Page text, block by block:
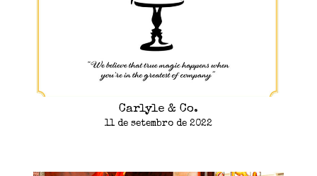
Carlyle & Co.
11 de setembro de 2022